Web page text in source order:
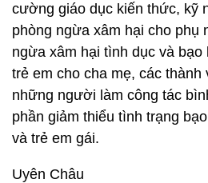
cường giáo dục kiến thức, kỹ
phòng ngừa xâm hại cho phụ
ngừa xâm hại tình dục và
trẻ em cho cha mẹ, các thành
những người làm công tác
phần giảm thiểu tình trạng
và trẻ em gái.
Uyên Châu